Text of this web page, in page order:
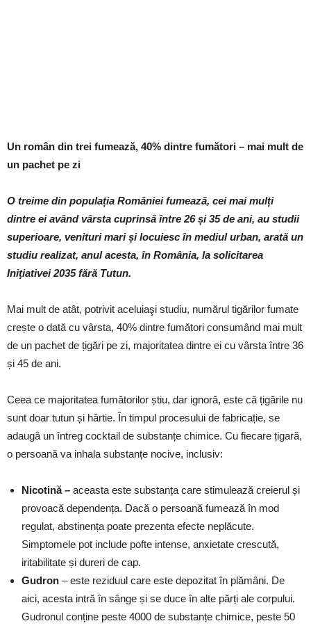
Un român din trei fumează, 40% dintre fumători – mai mult de
un pachet pe zi
O treime din populația României fumează, cei mai mulți
dintre ei având vârsta cuprinsă între 26 și 35 de ani, au studii
superioare, venituri mari și locuiesc în mediul urban, arată un
studiu realizat, anul acesta, în România, la solicitarea
Iniţiativei 2035 fără Tutun.
Mai mult de atât, potrivit aceluiaşi studiu, numărul tigărilor fumate
crește o dată cu vârsta, 40% dintre fumători consumând mai mult
de un pachet de țigări pe zi, majoritatea dintre ei cu vârsta între 36
și 45 de ani.
Ceea ce majoritatea fumătorilor știu, dar ignoră, este că țigările nu
sunt doar tutun și hârtie. În timpul procesului de fabricație, se
adaugă un întreg cocktail de substanțe chimice. Cu fiecare țigară,
o persoană va inhala substanțe nocive, inclusiv:
Nicotină – aceasta este substanța care stimulează creierul și
provoacă dependența. Dacă o persoană fumează în mod
regulat, abstinența poate prezenta efecte neplăcute.
Simptomele pot include pofte intense, anxietate crescută,
iritabilitate și dureri de cap.
Gudron – este reziduul care este depozitat în plămâni. De
aici, acesta intră în sânge și se duce în alte părți ale corpului.
Gudronul conține peste 4000 de substanțe chimice, peste 50